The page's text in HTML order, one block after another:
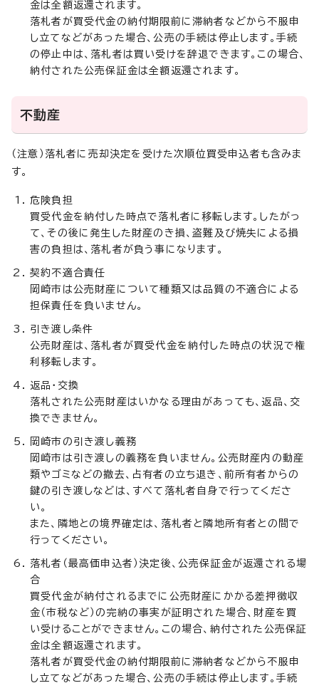
金は全額返還されます。
落札者が買受代金の納付期限前に滞納者などから不服申
し立てなどがあった場合、公売の手続は停止します。手続
の停止中は、落札者は買い受けを辞退できます。この場合、
納付された公売保証金は全額返還されます。
不動産
（注意）落札者に売却決定を受けた次順位買受申込者も含みま
す。
危険負担
買受代金を納付した時点で落札者に移転します。したがっ
て、その後に発生した財産のき損、盗難及び焼失による損
害の負担は、落札者が負う事になります。
契約不適合責任
岡崎市は公売財産について種類又は品質の不適合による
担保責任を負いません。
引き渡し条件
公売財産は、落札者が買受代金を納付した時点の状況で権
利移転します。
返品・交換
落札された公売財産はいかなる理由があっても、返品、交
換できません。
岡崎市の引き渡し義務
岡崎市は引き渡しの義務を負いません。公売財産内の動産
類やゴミなどの撤去、占有者の立ち退き、前所有者からの
鍵の引き渡しなどは、すべて落札者自身で行ってくださ
い。
また、隣地との境界確定は、落札者と隣地所有者との間で
行ってください。
落札者（最高価申込者）決定後、公売保証金が返還される場
合
買受代金が納付されるまでに公売財産にかかる差押徴収
金（市税など）の完納の事実が証明された場合、財産を買
い受けることができません。この場合、納付された公売保証
金は全額返還されます。
落札者が買受代金の納付期限前に滞納者などから不服申
し立てなどがあった場合、公売の手続は停止します。手続